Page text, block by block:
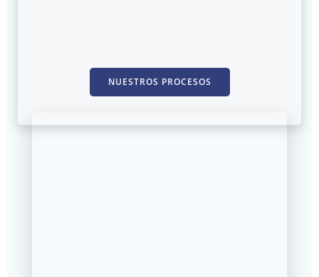
NUESTROS PROCESOS